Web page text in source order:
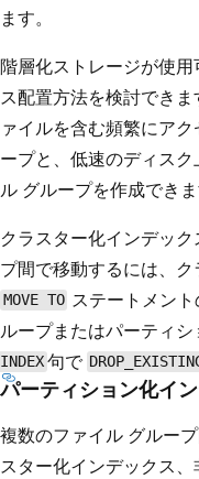
ます。
階層化ストレージが使
ス配置方法を検討でき
ァイルを含む頻繁にア
ープと、低速のディス
ル グループを作成できま
クラスター化インデッ
プ間で移動するには、ク
MOVE TO ステートメント
ループまたはパーティシ
INDEX句で
パーティション化イ
複数のファイル グルー
スター化インデックス